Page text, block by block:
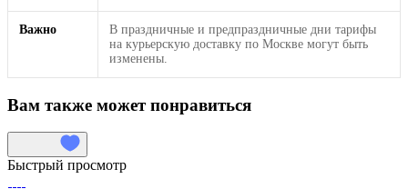
Важно
В праздничные и предпраздничные дни тарифы
на курьерскую доставку по Москве могут быть
изменены.
Вам также может понравиться
Быстрый просмотр